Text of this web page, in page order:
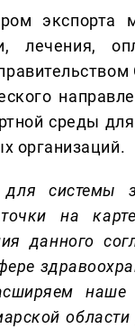
экспорта
лечения,
среды
организаций.
системы
точки на к
данного
наше